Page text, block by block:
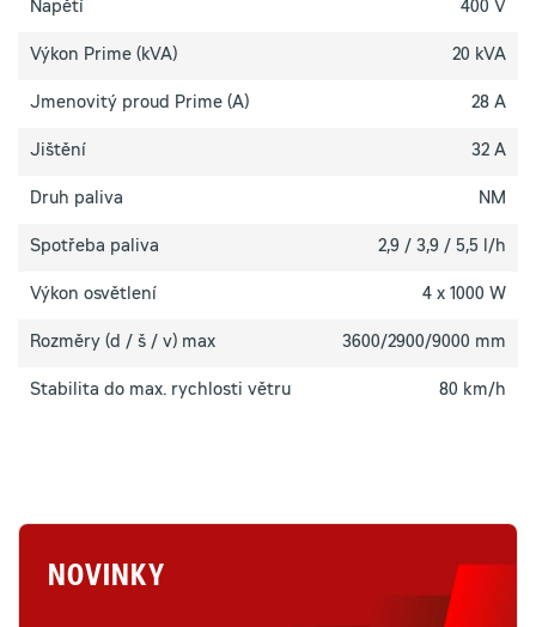
Napětí 400 V
Výkon Prime (kVA) 20 kVA
Jmenovitý proud Prime (A) 28 A
Jištění 32 A
Druh paliva NM
Spotřeba paliva 2,9 / 3,9 / 5,5 l/h
Výkon osvětlení 4 x 1000 W
Rozměry (d / š / v) max 3600/2900/9000 mm
Stabilita do max. rychlosti větru 80 km/h
NOVINKY